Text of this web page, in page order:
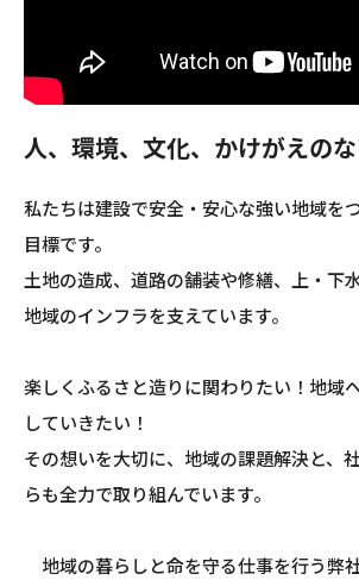
人、環境、文化、かけがえの
私たちは建設で安全・安心な強い地域を
目標です。
土地の造成、道路の舗装や修繕、上・下
地域のインフラを支えています。
楽しくふるさと造りに関わりたい！地域
していきたい！
その想いを大切に、地域の課題解決と、
らも全力で取り組んでいます。
地域の暮らしと命を守る仕事を行う弊